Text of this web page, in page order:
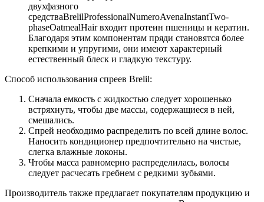
двухфазного
средстваBrelilProfessionalNumeroAvenaInstantTwo-
phaseOatmealHair входит протеин пшеницы и кератин.
Благодаря этим компонентам пряди становятся более
крепкими и упругими, они имеют характерный
естественный блеск и гладкую текстуру.
Способ использования спреев Brelil:
Сначала емкость с жидкостью следует хорошенько
встряхнуть, чтобы две массы, содержащиеся в ней,
смешались.
Спрей необходимо распределить по всей длине волос.
Наносить кондиционер предпочтительно на чистые,
слегка влажные локоны.
Чтобы масса равномерно распределилась, волосы
следует расчесать гребнем с редкими зубьями.
Производитель также предлагает покупателям продукцию и